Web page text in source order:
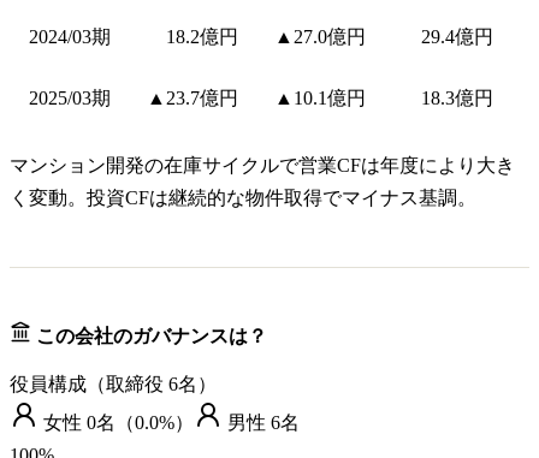
2024/03期 18.2億円 ▲27.0億円 29.4億円
2025/03期 ▲23.7億円 ▲10.1億円 18.3億円
マンション開発の在庫サイクルで営業CFは年度により大き
く変動。投資CFは継続的な物件取得でマイナス基調。
この会社のガバナンスは？
役員構成（取締役 6名）
女性 0名（0.0%） 男性 6名